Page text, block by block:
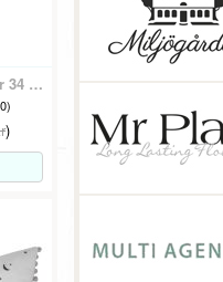
Lövdekoration Silver 34 Cm
)